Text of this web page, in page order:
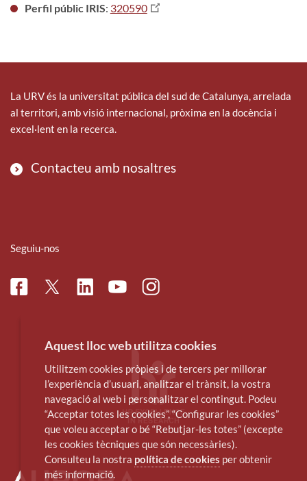
Perfil públic IRIS: 320590
La URV és la universitat pública del sud de Catalunya, arrelada
al territori, amb visió internacional, pròxima en la docència i
excel·lent en la recerca.
Contacteu amb nosaltres
Seguiu-nos
FacebookTwitterLinkedinYoutubeInstagram
Aquest lloc web utilitza cookies
Utilitzem cookies pròpies i de tercers per millorar
l’experiència d’usuari, analitzar el trànsit, la vostra
navegació al web i personalitzar el contingut. Podeu
“Acceptar totes les cookies”, “Configurar les cookies”
que voleu acceptar o bé “Rebutjar-les totes” (excepte
les cookies tècniques que són necessàries).
Consulteu la nostra política de cookies per obtenir
més informació.